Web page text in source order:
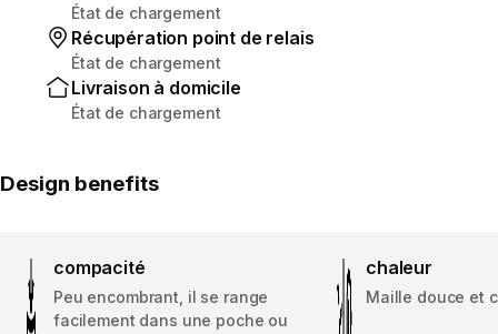
État de chargement
Récupération point de relais
État de chargement
Livraison à domicile
État de chargement
Design benefits
compacité
Peu encombrant, il se range
facilement dans une poche ou
chaleur
Maille douce et